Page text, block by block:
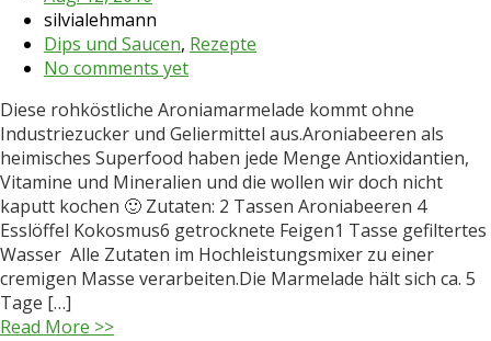
silvialehmann
Dips und Saucen, Rezepte
No comments yet
Diese rohköstliche Aroniamarmelade kommt ohne
Industriezucker und Geliermittel aus.Aroniabeeren als
heimisches Superfood haben jede Menge Antioxidantien,
Vitamine und Mineralien und die wollen wir doch nicht
kaputt kochen 🙂 Zutaten: 2 Tassen Aroniabeeren 4
Esslöffel Kokosmus6 getrocknete Feigen1 Tasse gefiltertes
Wasser Alle Zutaten im Hochleistungsmixer zu einer
cremigen Masse verarbeiten.Die Marmelade hält sich ca. 5
Tage […]
Read More >>